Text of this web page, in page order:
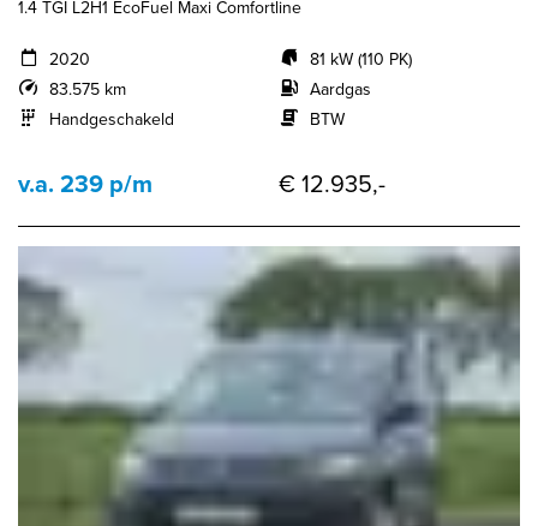
1.4 TGI L2H1 EcoFuel Maxi Comfortline
2020
83.575 km
Handgeschakeld
81 kW (110 PK)
Aardgas
BTW
v.a. 239 p/m € 12.935,-